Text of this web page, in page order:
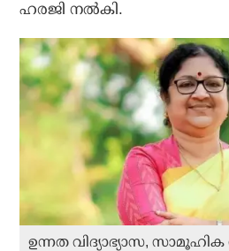
ഹരജി നൽകി.
ഉന്നത വിദ്യാഭ്യാസ, സാമൂഹിക